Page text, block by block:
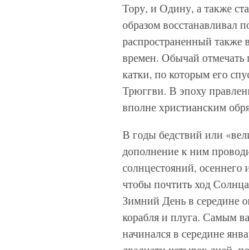
Тору, и Одину, а также
образом восстанавливал
распространенный также
времен. Обычай отмечать
катки, по которым его
Трюггви. В эпоху
вполне христианским
В годы бедствий или
дополнение к ним
солнцестояний, осеннего
чтобы почтить ход
Зимний День в середине
корабля и плуга. Самым
начинался в середине